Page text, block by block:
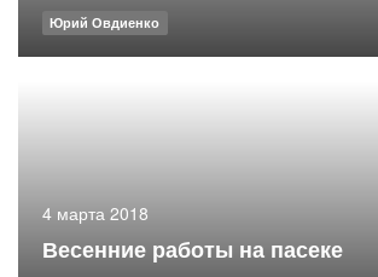
Юрий Овдиенко
4 марта 2018
Весенние работы на пасеке